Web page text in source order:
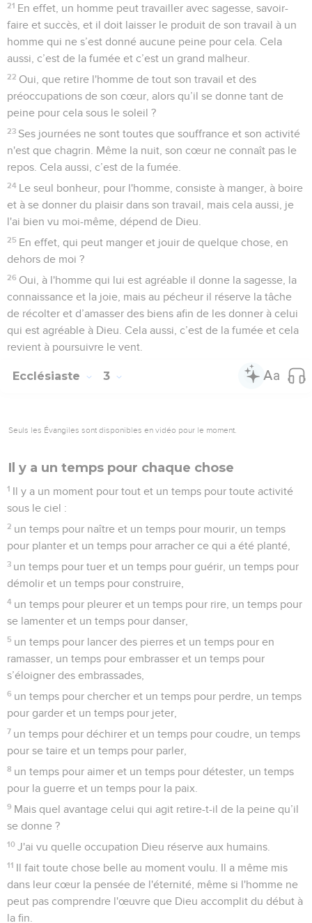
21 En effet, un homme peut travailler avec sagesse, savoir-
faire et succès, et il doit laisser le produit de son travail à un
homme qui ne s’est donné aucune peine pour cela. Cela
aussi, c’est de la fumée et c’est un grand malheur.
22 Oui, que retire l'homme de tout son travail et des
préoccupations de son cœur, alors qu’il se donne tant de
peine pour cela sous le soleil ?
23 Ses journées ne sont toutes que souffrance et son activité
n'est que chagrin. Même la nuit, son cœur ne connaît pas le
repos. Cela aussi, c’est de la fumée.
24 Le seul bonheur, pour l'homme, consiste à manger, à boire
et à se donner du plaisir dans son travail, mais cela aussi, je
l'ai bien vu moi-même, dépend de Dieu.
25 En effet, qui peut manger et jouir de quelque chose, en
dehors de moi ?
26 Oui, à l'homme qui lui est agréable il donne la sagesse, la
connaissance et la joie, mais au pécheur il réserve la tâche
de récolter et d’amasser des biens afin de les donner à celui
qui est agréable à Dieu. Cela aussi, c’est de la fumée et cela
revient à poursuivre le vent.
Ecclésiaste 3
Seuls les Évangiles sont disponibles en vidéo pour le moment.
Il y a un temps pour chaque chose
1 Il y a un moment pour tout et un temps pour toute activité
sous le ciel :
2 un temps pour naître et un temps pour mourir, un temps
pour planter et un temps pour arracher ce qui a été planté,
3 un temps pour tuer et un temps pour guérir, un temps pour
démolir et un temps pour construire,
4 un temps pour pleurer et un temps pour rire, un temps pour
se lamenter et un temps pour danser,
5 un temps pour lancer des pierres et un temps pour en
ramasser, un temps pour embrasser et un temps pour
s’éloigner des embrassades,
6 un temps pour chercher et un temps pour perdre, un temps
pour garder et un temps pour jeter,
7 un temps pour déchirer et un temps pour coudre, un temps
pour se taire et un temps pour parler,
8 un temps pour aimer et un temps pour détester, un temps
pour la guerre et un temps pour la paix.
9 Mais quel avantage celui qui agit retire-t-il de la peine qu’il
se donne ?
10 J'ai vu quelle occupation Dieu réserve aux humains.
11 Il fait toute chose belle au moment voulu. Il a même mis
dans leur cœur la pensée de l'éternité, même si l'homme ne
peut pas comprendre l'œuvre que Dieu accomplit du début à
la fin.